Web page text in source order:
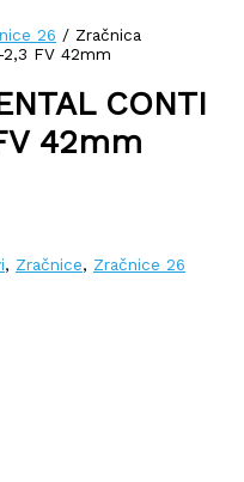
26 / Zračnica
2,3 FV 42mm
CONTI
42mm
, Zračnice, Zračnice 26